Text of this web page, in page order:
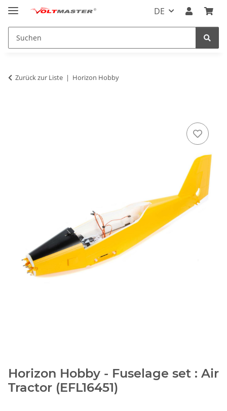
DE
Zurück zur Liste Horizon Hobby
Horizon Hobby - Fuselage set : Air
Tractor (EFL16451)